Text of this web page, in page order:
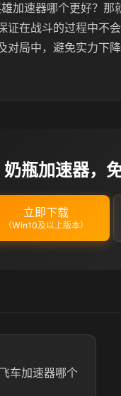
加速器哪个更好？
证在战斗的过程中不
局中，避免实力下降
奶瓶加速器，
立即下载
（Win10及以上版本）
车加速器哪个